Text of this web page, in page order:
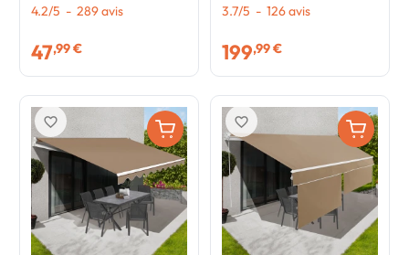
pergola gris anthracite
4.2/5 - 289avis
47,99 €
anthracite
3.7/5 - 126avis
199,99 €
favorite_border favorite_border